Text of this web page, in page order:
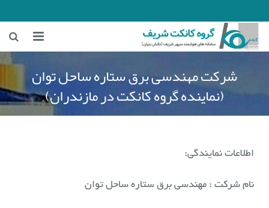
زمینه‌های فعالیت
هوشمندسازی شهری و ترافیکی
شرکت مهندسی برق ستاره ساحل توان
(نماینده گروه کانکت در مازندران)
اطلاعات نمایندگی:
نام شرکت : مهندسی برق ستاره ساحل توان